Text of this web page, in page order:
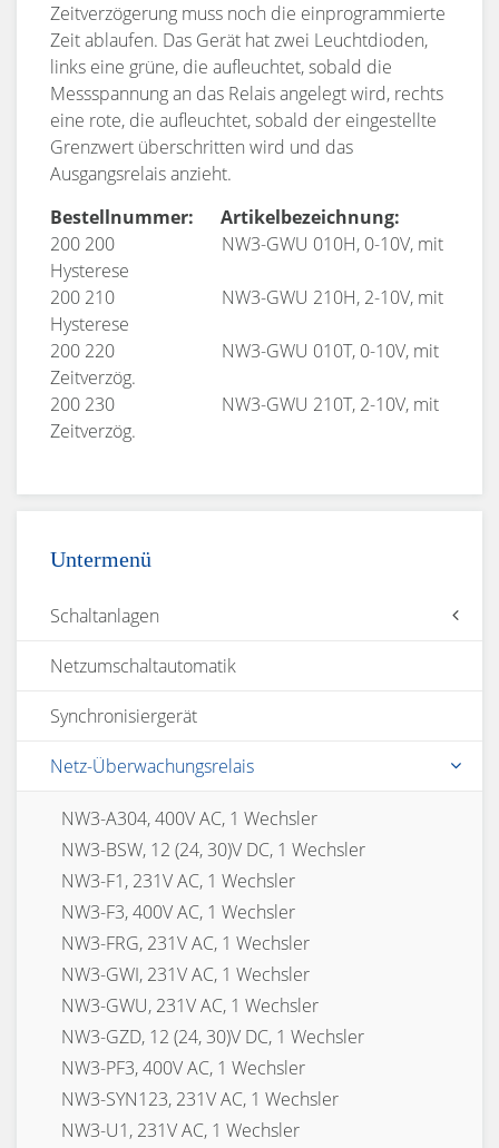
Zeitverzögerung muss noch die einprogrammierte
Zeit ablaufen. Das Gerät hat zwei Leuchtdioden,
links eine grüne, die aufleuchtet, sobald die
Messspannung an das Relais angelegt wird, rechts
eine rote, die aufleuchtet, sobald der eingestellte
Grenzwert überschritten wird und das
Ausgangsrelais anzieht.
Bestellnummer: Artikelbezeichnung:
200 200 NW3-GWU 010H, 0-10V, mit
Hysterese
200 210 NW3-GWU 210H, 2-10V, mit
Hysterese
200 220 NW3-GWU 010T, 0-10V, mit
Zeitverzög.
200 230 NW3-GWU 210T, 2-10V, mit
Zeitverzög.
Untermenü
Schaltanlagen
Generatorsteuerung, Mittelspannung
Notsromsteuerung, Niederspannung
Notstromsteuerung, Mittelspannung
Netzumschaltautomatik
Synchronisiergerät
Netz-Überwachungsrelais
NW3-A304, 400V AC, 1 Wechsler
NW3-BSW, 12 (24, 30)V DC, 1 Wechsler
NW3-F1, 231V AC, 1 Wechsler
NW3-F3, 400V AC, 1 Wechsler
NW3-FRG, 231V AC, 1 Wechsler
NW3-GWI, 231V AC, 1 Wechsler
NW3-GWU, 231V AC, 1 Wechsler
NW3-GZD, 12 (24, 30)V DC, 1 Wechsler
NW3-PF3, 400V AC, 1 Wechsler
NW3-SYN123, 231V AC, 1 Wechsler
NW3-U1, 231V AC, 1 Wechsler